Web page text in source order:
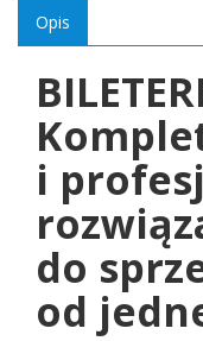
Opis
i
do
od